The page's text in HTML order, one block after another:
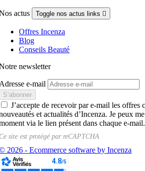
actus Toggle nos actus links 
Offres Incenza
Blog
Conseils Beauté
newsletter
e-mail
J’accepte de recevoir par e-mail les offres
et actualités d’Incenza. Je peux
via le lien présent dans chaque e-mail.
site est protégé parreCAPTCHA
2026 - Ecommerce software by Incenza